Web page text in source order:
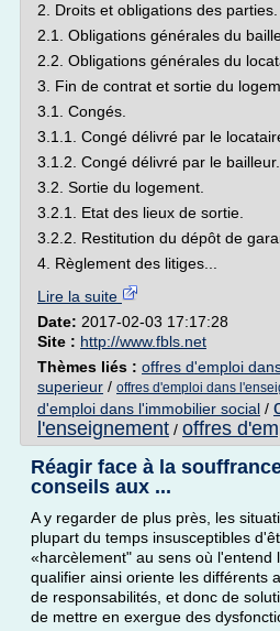
2. Droits et obligations des parties.
2.1. Obligations générales du
2.2. Obligations générales du
3. Fin de contrat et sortie du
3.1. Congés.
3.1.1. Congé délivré par le
3.1.2. Congé délivré par le bailleur.
3.2. Sortie du logement.
3.2.1. Etat des lieux de sortie.
3.2.2. Restitution du dépôt de
4. Règlement des litiges...
Lire la suite
Date: 2017-02-03 17:17:28
Site : http://www.fbls.net
Thèmes liés : offres d'emploi
superieur / offres d'emploi dans
d'emploi dans l'immobilier social /
l'enseignement / offres
Réagir face à la
conseils aux ...
A y regarder de plus près, les
plupart du temps insusceptibles
«harcèlement" au sens où l'entend
qualifier ainsi oriente les différents
de responsabilités, et donc de
de mettre en exergue des